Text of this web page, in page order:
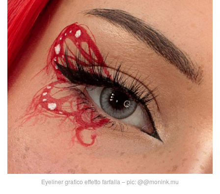
Eyeliner grafico effetto farfalla – pic: @@monink.mu